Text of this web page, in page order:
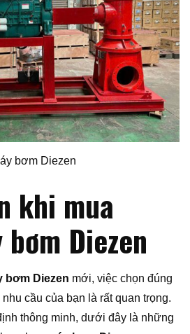
bơm Diezen
khi mua
Diezen
bơm Diezen mới, việc chọn đúng
cầu của bạn là rất quan trọng.
thông minh, dưới đây là những